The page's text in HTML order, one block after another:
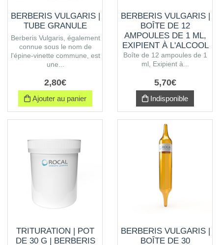
BERBERIS VULGARIS |
TUBE GRANULE
Berberis Vulgaris, également
connue sous le nom de
l'épine-vinette commune, est
une...
2,80€
Ajouter au panier
BERBERIS VULGARIS |
BOÎTE DE 12
AMPOULES DE 1 ML,
EXIPIENT À L'ALCOOL
Boîte de 12 ampoules de 1
ml, Exipient à...
5,70€
Indisponible
TRITURATION | POT
DE 30 G | BERBERIS
BERBERIS VULGARIS |
BOÎTE DE 30